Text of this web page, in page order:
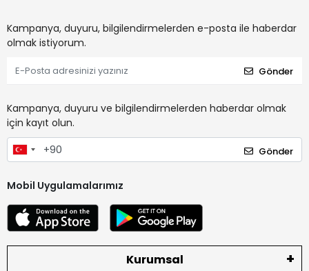
Kampanya, duyuru, bilgilendirmelerden e-posta ile haberdar
olmak istiyorum.
Gönder
Kampanya, duyuru ve bilgilendirmelerden haberdar olmak
için kayıt olun.
Gönder
Mobil Uygulamalarımız
Kurumsal